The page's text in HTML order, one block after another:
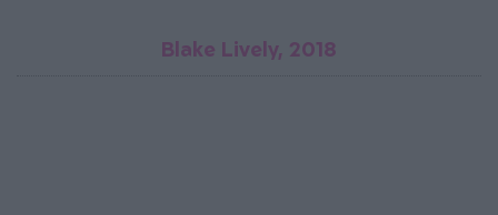
Blake Lively, 2018